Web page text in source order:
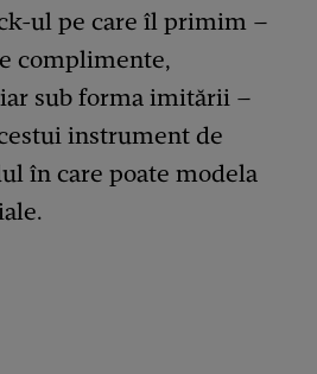
ul pe care îl primim –
complimente,
sub forma imitării –
instrument de
în care poate modela